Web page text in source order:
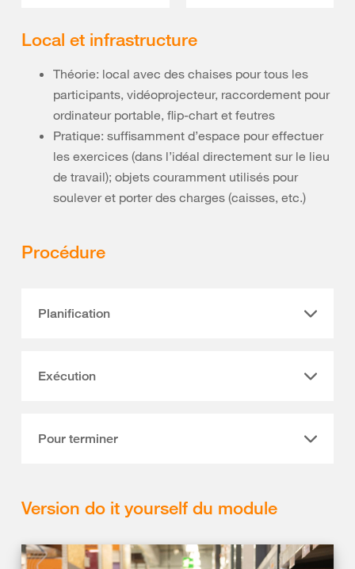
Local et infrastructure
Théorie: local avec des chaises pour tous les
participants, vidéoprojecteur, raccordement pour
ordinateur portable, flip-chart et feutres
Pratique: suffisamment d’espace pour effectuer
les exercices (dans l’idéal directement sur le lieu
de travail); objets couramment utilisés pour
soulever et porter des charges (caisses, etc.)
Procédure
Planification
Exécution
Pour terminer
Version do it yourself du module